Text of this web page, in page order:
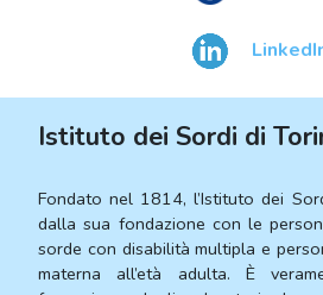
Istituto dei Sordi di
Fondato nel 1814, l’Istituto dei
dalla sua fondazione con le
sorde con disabilità multipla e
materna all’età adulta. È